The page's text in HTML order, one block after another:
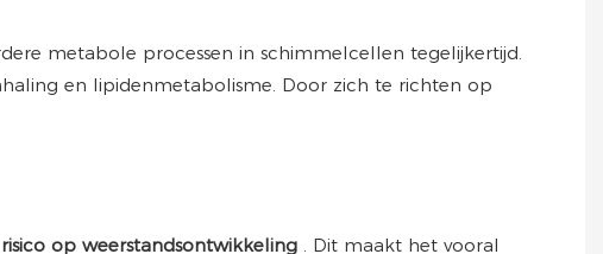
metabole processen in schimmelcellen tegelijkertijd.
en lipidenmetabolisme. Door zich te richten op
op weerstandsontwikkeling . Dit maakt het vooral